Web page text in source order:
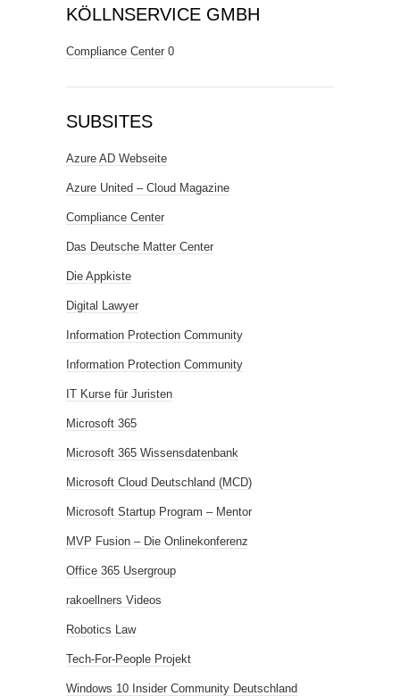
KÖLLNSERVICE GMBH
Compliance Center 0
SUBSITES
Azure AD Webseite
Azure United – Cloud Magazine
Compliance Center
Das Deutsche Matter Center
Die Appkiste
Digital Lawyer
Information Protection Community
Information Protection Community
IT Kurse für Juristen
Microsoft 365
Microsoft 365 Wissensdatenbank
Microsoft Cloud Deutschland (MCD)
Microsoft Startup Program – Mentor
MVP Fusion – Die Onlinekonferenz
Office 365 Usergroup
rakoellners Videos
Robotics Law
Tech-For-People Projekt
Windows 10 Insider Community Deutschland